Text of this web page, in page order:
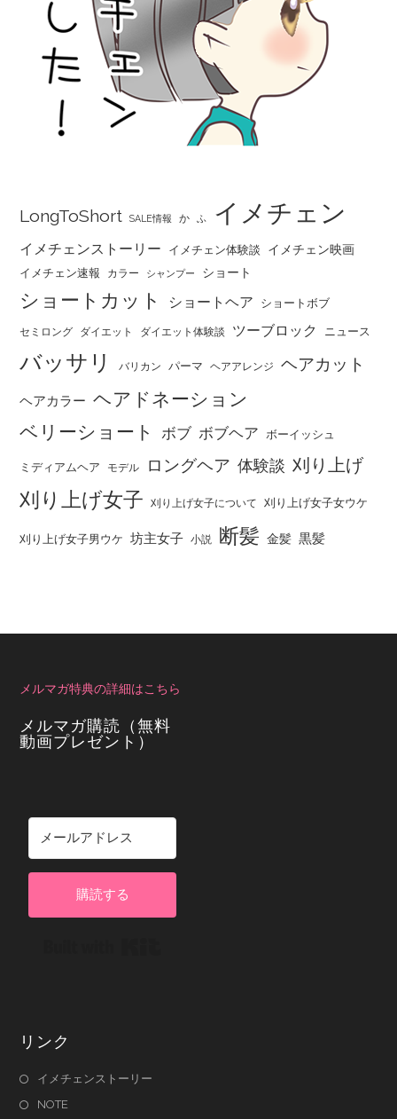
LongToShort SALE情報 か ふ イメチェン
イメチェンストーリー イメチェン体験談 イメチェン映画
イメチェン速報 カラー シャンプー ショート
ショートカット ショートヘア ショートボブ
セミロング ダイエット ダイエット体験談 ツーブロック ニュース
バッサリ バリカン パーマ ヘアアレンジ ヘアカット
ヘアカラー ヘアドネーション
ベリーショート
ボブ ボブヘア ボーイッシュ
ミディアムヘア モデル ロングヘア 体験談 刈り上げ
刈り上げ女子 刈り上げ女子について 刈り上げ女子女ウケ
刈り上げ女子男ウケ 坊主女子 小説 断髪 金髪 黒髪
メルマガ特典の詳細はこちら
メルマガ購読（無料
動画プレゼント）
購読する
リンク
イメチェンストーリー
NOTE